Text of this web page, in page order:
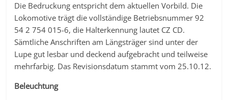
Die Bedruckung entspricht dem aktuellen Vorbild. Die
Lokomotive trägt die vollständige Betriebsnummer 92
54 2 754 015-6, die Halterkennung lautet CZ CD.
Sämtliche Anschriften am Längsträger sind unter der
Lupe gut lesbar und deckend aufgebracht und teilweise
mehrfarbig. Das Revisionsdatum stammt vom 25.10.12.
Beleuchtung